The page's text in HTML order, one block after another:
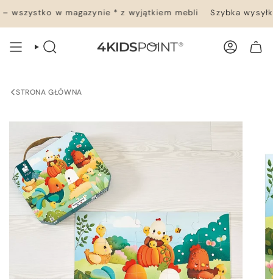
treści
w magazynie * z wyjątkiem mebli Szybka
WYSZUKIWANIE KONTO
STRONA GŁÓWNA